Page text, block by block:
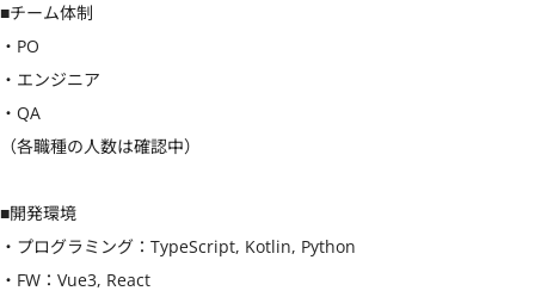
■チーム体制
・PO
・エンジニア
・QA
（各職種の人数は確認中）
■開発環境
・プログラミング：TypeScript, Kotlin, Python
・FW：Vue3, React